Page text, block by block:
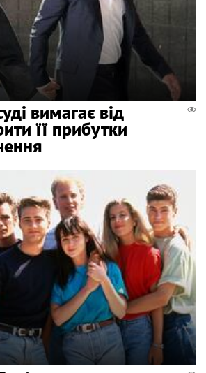
вимагає від
її прибутки